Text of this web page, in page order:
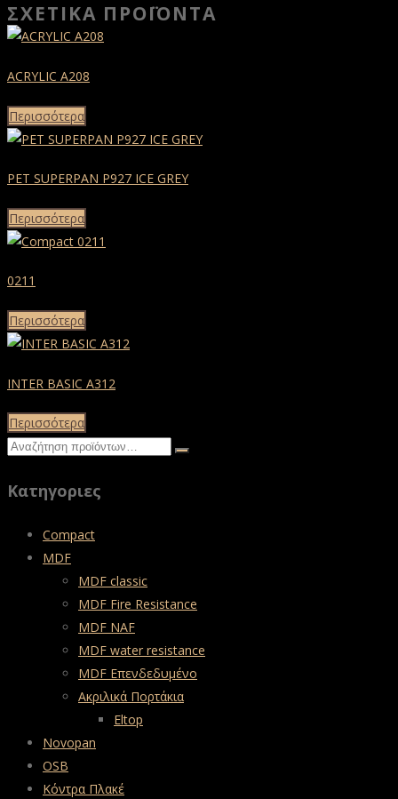
ΣΧΕΤΙΚΆ ΠΡΟΪΌΝΤΑ
ACRYLIC A208
Περισσότερα
PET SUPERPAN P927 ICE GREY
Περισσότερα
0211
Περισσότερα
INTER BASIC A312
Περισσότερα
Κατηγοριες
Compact
MDF
MDF classic
MDF Fire Resistance
MDF NAF
MDF water resistance
MDF Επενδεδυμένο
Ακριλικά Πορτάκια
Eltop
Novopan
OSB
Κόντρα Πλακέ